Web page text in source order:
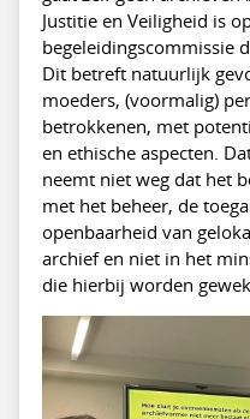
Justitie en Veiligheid is
begeleidingscommissie
Dit betreft natuurlijk
moeders, (voormalig)
betrokkenen, met
en ethische aspecten.
neemt niet weg dat het
met het beheer, de
openbaarheid van
archief en niet in het
die hierbij worden